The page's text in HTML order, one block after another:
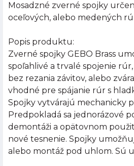
Mosadzné zverné spojky
oceľových, alebo medených
Popis produktu:
Zverné spojky GEBO Brass
spoľahlivé a trvalé spojenie
bez rezania závitov, alebo
vhodné pre spájanie rúr s
Spojky vytvárajú mechanicky
Predpokladá sa jednorázové
demontáži a opätovnom
nové tesnenie. Spojky
alebo montáž pod uhlom. Sú